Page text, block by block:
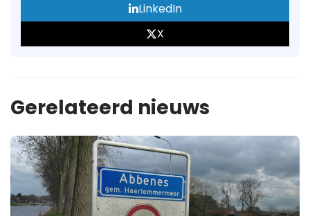
LinkedIn
X
Gerelateerd nieuws